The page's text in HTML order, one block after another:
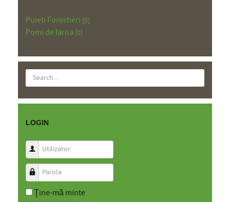
Puieti Forestieri [0]
Pomi de Iarna [0]
LOGIN
Utilizator
Parola
Ţine-mă minte